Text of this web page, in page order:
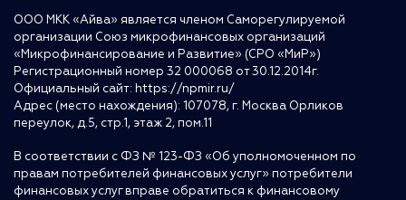
ООО МКК «Айва» является членом Саморегулируемой
организации Союз микрофинансовых организаций
«Микрофинансирование и Развитие» (СРО «МиР»)
Регистрационный номер 32 000068 от 30.12.2014г.
Официальный сайт: https://npmir.ru/
Адрес (место нахождения): 107078, г. Москва Орликов
переулок, д.5, стр.1, этаж 2, пом.11
В соответствии с ФЗ № 123-ФЗ «Об уполномоченном по
правам потребителей финансовых услуг» потребители
финансовых услуг вправе обратиться к финансовому